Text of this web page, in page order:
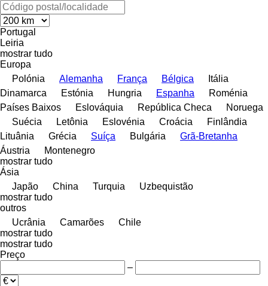
Portugal
Leiria
mostrar tudo
Europa
Polónia
Alemanha França Bélgica
Itália
Dinamarca
Estónia Hungria Espanha
Roménia
Países Baixos
Eslováquia República Checa
Noruega
Suécia
Letônia Eslovénia Croácia
Finlândia
Lituânia
Grécia Suíça Bulgária
Grã-Bretanha
Áustria
Montenegro
mostrar tudo
Ásia
Japão
China Turquia
Uzbequistão
mostrar tudo
outros
Ucrânia
Camarões
Chile
mostrar tudo
mostrar tudo
Preço
–